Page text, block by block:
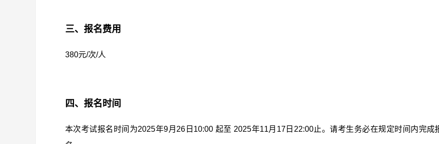
三、报名费用
380元/次/人
四、报名时间
本次考试报名时间为2025年9月26日10:00 起至 2025年11月17日22:00止。请考生务必在规定时间内完成